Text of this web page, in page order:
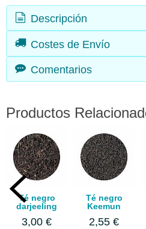
Descripción
Costes de Envío
Comentarios
Productos
Té negro
darjeeling
3,00 €
Té negro
Keemun
2,55 €